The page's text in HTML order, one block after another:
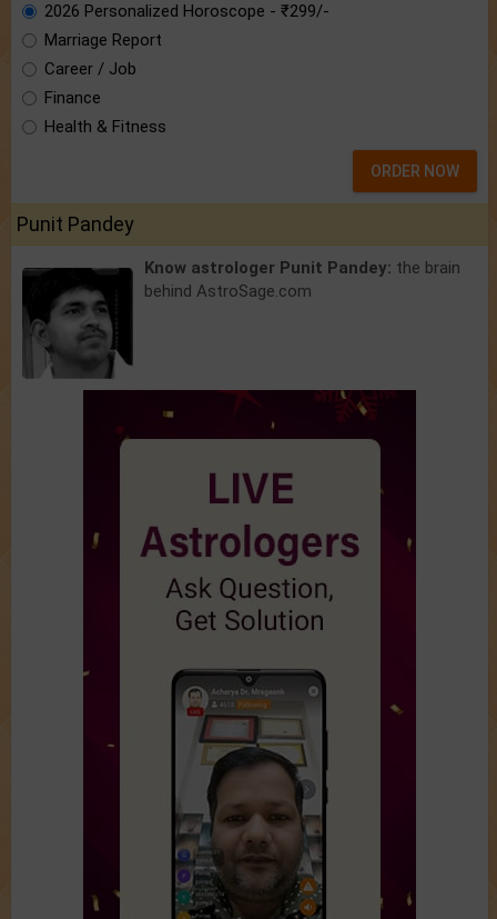
2026 Personalized Horoscope - ₹299/-
Marriage Report
Career / Job
Finance
Health & Fitness
ORDER NOW
Punit Pandey
Know astrologer Punit Pandey: the brain
behind AstroSage.com